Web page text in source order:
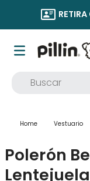
Vestuario
Polerón